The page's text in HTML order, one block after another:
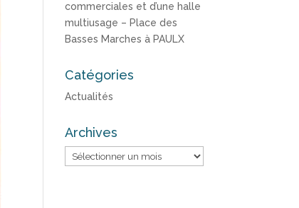
commerciales et d’une halle
multiusage – Place des
Basses Marches à PAULX
Catégories
Actualités
Archives
Archives